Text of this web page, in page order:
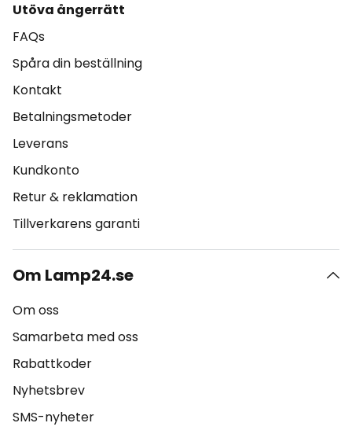
Utöva ångerrätt
FAQs
Spåra din beställning
Kontakt
Betalningsmetoder
Leverans
Kundkonto
Retur & reklamation
Tillverkarens garanti
Om Lamp24.se
Om oss
Samarbeta med oss
Rabattkoder
Nyhetsbrev
SMS-nyheter